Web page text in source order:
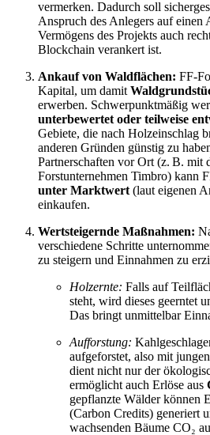
vermerken. Dadurch soll
Anspruch des Anlegers auf einen
Vermögens des Projekts auch
Blockchain verankert ist.
Ankauf von Waldflächen: FF-
Kapital, um damit
erwerben. Schwerpunktmäßig
unterbewertet oder teilweise
Gebiete, die nach Holzeinschlag
anderen Gründen günstig zu
Partnerschaften vor Ort (z. B. mit
Forstunternehmen Timbro) kann
unter Marktwert (laut eigenen
einkaufen.
Wertsteigernde Maßnahmen:
verschiedene Schritte
zu steigern und Einnahmen zu
Holzernte: Falls auf
steht, wird dieses geerntet
Das bringt unmittelbar
Aufforstung:
aufgeforstet, also mit
dient nicht nur der
ermöglicht auch Erlöse aus
gepflanzte Wälder können
(Carbon Credits) generiert
wachsenden Bäume CO₂